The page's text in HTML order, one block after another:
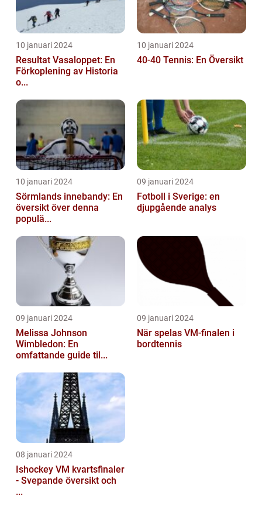
10 januari 2024
Resultat Vasaloppet: En
Förkoplening av Historia
o...
10 januari 2024
40-40 Tennis: En Översikt
10 januari 2024
Sörmlands innebandy: En
översikt över denna
populä...
09 januari 2024
Fotboll i Sverige: en
djupgående analys
09 januari 2024
Melissa Johnson
Wimbledon: En
omfattande guide til...
09 januari 2024
När spelas VM-finalen i
bordtennis
08 januari 2024
Ishockey VM kvartsfinaler
- Svepande översikt och
...